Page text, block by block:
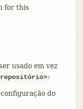
for this
usado em vez
:
do